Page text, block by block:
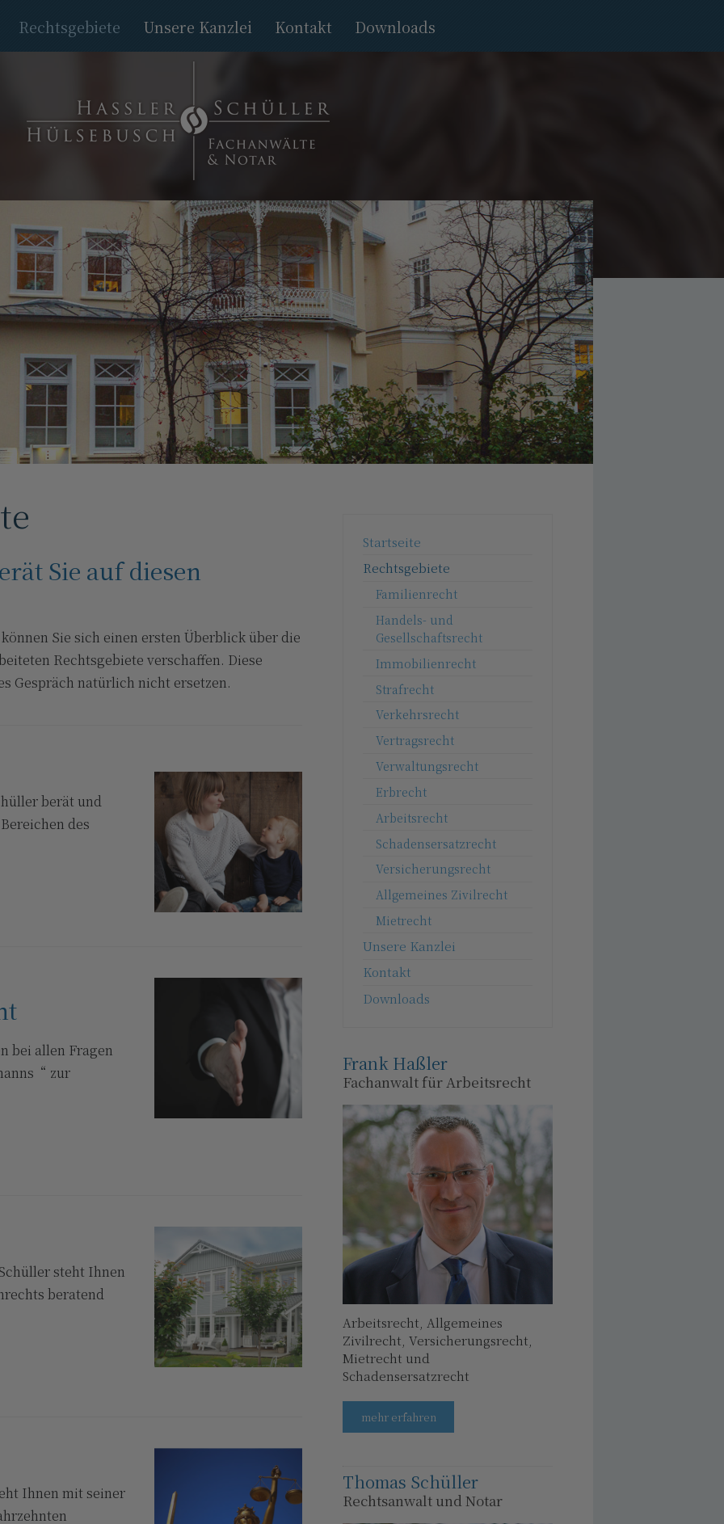
Rechtsgebiete Unsere Kanzlei Kontakt Downloads
Sie auf diesen
Sie sich einen ersten Überblick über die
Rechtsgebiete verschaffen. Diese
Gespräch natürlich nicht ersetzen.
berät und
des
bei allen Fragen
zur
steht Ihnen
beratend
Ihnen mit seiner
Startseite
Rechtsgebiete
Familienrecht
Handels- und
Gesellschaftsrecht
Immobilienrecht
Strafrecht
Verkehrsrecht
Vertragsrecht
Verwaltungsrecht
Erbrecht
Arbeitsrecht
Schadensersatzrecht
Versicherungsrecht
Allgemeines Zivilrecht
Mietrecht
Unsere Kanzlei
Kontakt
Downloads
Frank Haßler
Fachanwalt für Arbeitsrecht
Arbeitsrecht, Allgemeines
Zivilrecht, Versicherungsrecht,
Mietrecht und
Schadensersatzrecht
mehr erfahren
Thomas Schüller
Rechtsanwalt und Notar